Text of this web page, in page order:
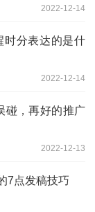
2022-12-14
时分表达的是什
2022-12-14
碰，再好的推广
2022-12-13
7点发稿技巧